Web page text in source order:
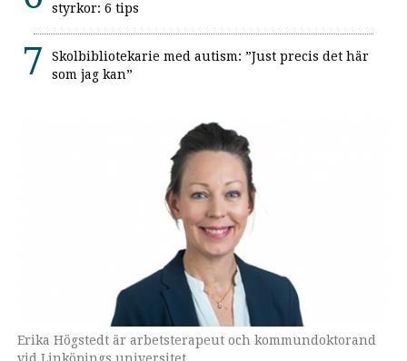
styrkor: 6 tips
Skolbibliotekarie med autism: ”Just precis det här
som jag kan”
Erika Högstedt är arbetsterapeut och kommundoktorand
vid Linköpings universitet.